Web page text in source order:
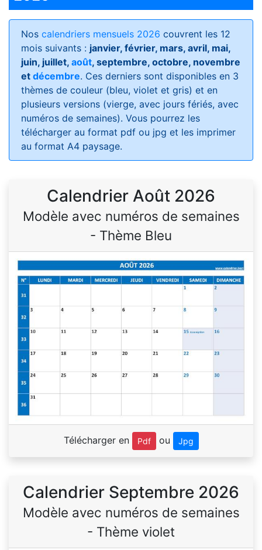
Nos calendriers mensuels 2026 couvrent les 12
mois suivants : janvier, février, mars, avril, mai,
juin, juillet, août, septembre, octobre, novembre
et décembre. Ces derniers sont disponibles en 3
thèmes de couleur (bleu, violet et gris) et en
plusieurs versions (vierge, avec jours fériés, avec
numéros de semaines). Vous pourrez les
télécharger au format pdf ou jpg et les imprimer
au format A4 paysage.
Calendrier Août 2026
Modèle avec numéros de semaines
- Thème Bleu
Télécharger en Pdf ou Jpg
Calendrier Septembre 2026
Modèle avec numéros de semaines
- Thème violet